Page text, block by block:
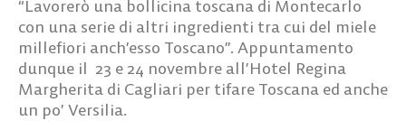
“Lavorerò una bollicina toscana di Montecarlo
con una serie di altri ingredienti tra cui del miele
millefiori anch’esso Toscano”. Appuntamento
dunque il 23 e 24 novembre all’Hotel Regina
Margherita di Cagliari per tifare Toscana ed anche
un po’ Versilia.